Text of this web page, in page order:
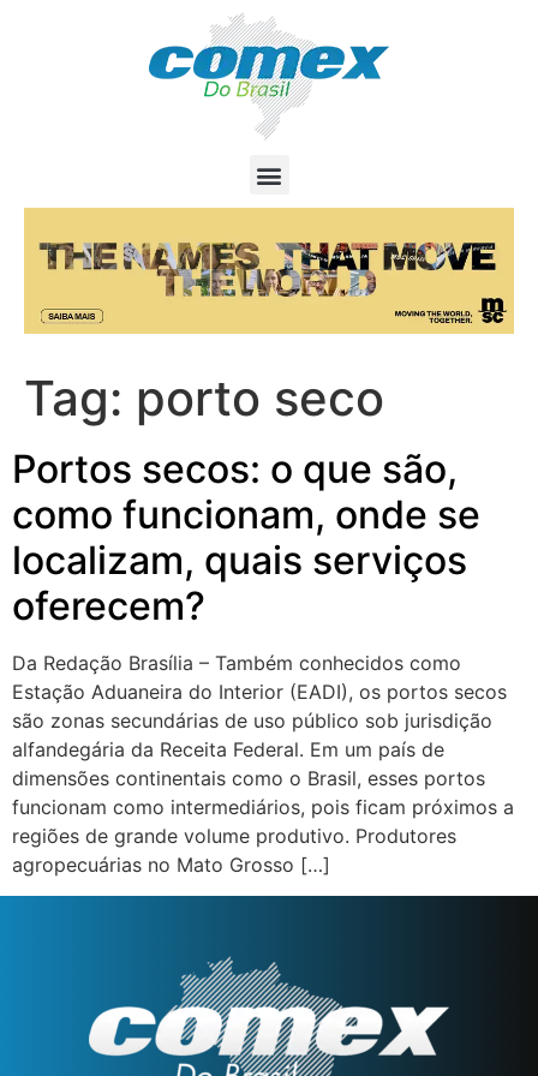
Tag: porto seco
Portos secos: o que são,
como funcionam, onde se
localizam, quais serviços
oferecem?
Da Redação Brasília – Também conhecidos como
Estação Aduaneira do Interior (EADI), os portos secos
são zonas secundárias de uso público sob jurisdição
alfandegária da Receita Federal. Em um país de
dimensões continentais como o Brasil, esses portos
funcionam como intermediários, pois ficam próximos a
regiões de grande volume produtivo. Produtores
agropecuárias no Mato Grosso […]